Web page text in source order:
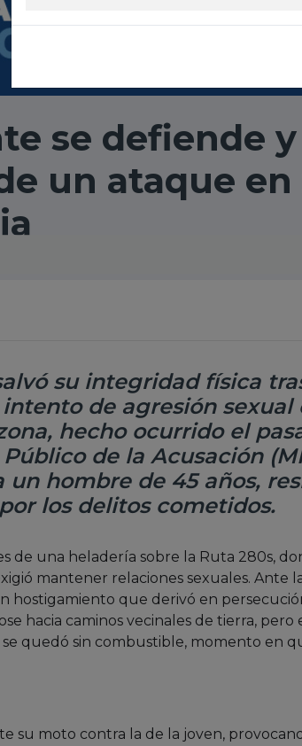
se defiende y
un ataque en
su integridad física
de agresión sexual
hecho ocurrido el
de la Acusación
hombre de 45 años,
los delitos cometidos.
de una heladería sobre la Ruta 280s,
mantener relaciones sexuales. Ante
hostigamiento que derivó en
hacia caminos vecinales de tierra, pero
quedó sin combustible, momento en
su moto contra la de la joven,